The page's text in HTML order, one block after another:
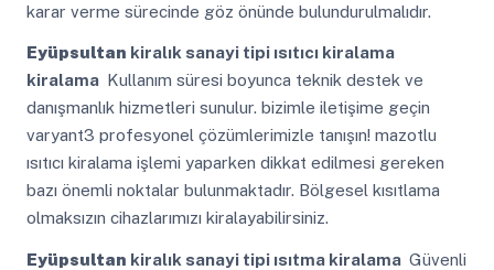
karar verme sürecinde göz önünde bulundurulmalıdır.
Eyüpsultan kiralık sanayi tipi ısıtıcı kiralama
kiralama Kullanım süresi boyunca teknik destek ve
danışmanlık hizmetleri sunulur. bizimle iletişime geçin
varyant3 profesyonel çözümlerimizle tanışın! mazotlu
ısıtıcı kiralama işlemi yaparken dikkat edilmesi gereken
bazı önemli noktalar bulunmaktadır. Bölgesel kısıtlama
olmaksızın cihazlarımızı kiralayabilirsiniz.
Eyüpsultan kiralık sanayi tipi ısıtma kiralama Güvenli